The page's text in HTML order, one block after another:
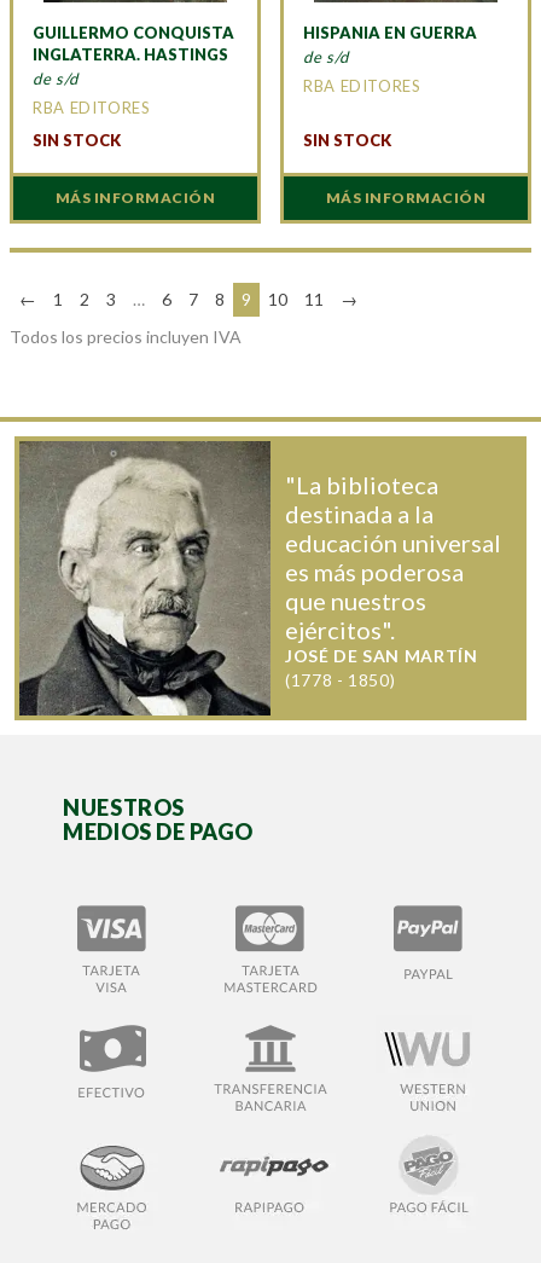
GUILLERMO CONQUISTA
INGLATERRA. HASTINGS
de s/d
RBA EDITORES
SIN STOCK
MÁS INFORMACIÓN
HISPANIA EN GUERRA
de s/d
RBA EDITORES
SIN STOCK
MÁS INFORMACIÓN
← 1 2 3 … 6 7 8 9 10 11
→
Todos los precios incluyen IVA
"La biblioteca
destinada a la
educación universal
es más poderosa
que nuestros
ejércitos".
JOSÉ DE SAN MARTÍN
(1778 - 1850)
NUESTROS
MEDIOS DE PAGO